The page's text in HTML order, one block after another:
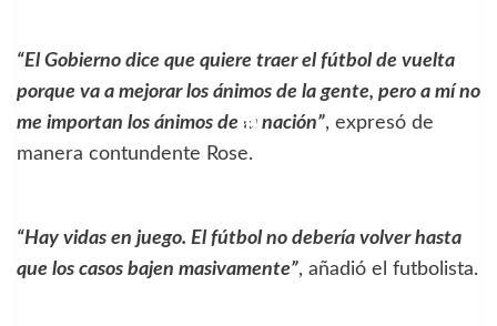
“El Gobierno dice que quiere traer el fútbol de vuelta
porque va a mejorar los ánimos de la gente, pero a mí no
me importan los ánimos de la nación”, expresó de
manera contundente Rose.
“Hay vidas en juego. El fútbol no debería volver hasta
que los casos bajen masivamente”, añadió el futbolista.